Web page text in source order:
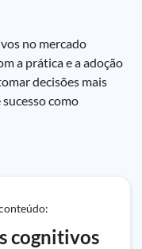
no mercado
a prática e a adoção
decisões mais
como
cognitivos